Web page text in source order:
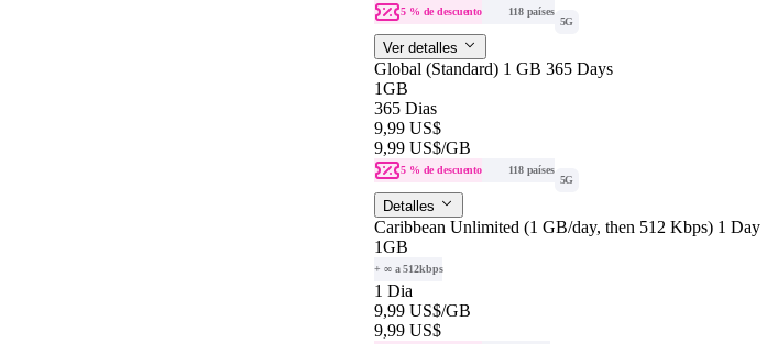
5 % de descuento
118 países
5G
Ver detalles
Global (Standard) 1 GB 365 Days
1GB
365 Dias
9,99 US$
9,99 US$/GB
5 % de descuento
118 países
5G
Detalles
Caribbean Unlimited (1 GB/day, then 512 Kbps) 1 Day
1GB
+ ∞ a 512kbps
1 Dia
9,99 US$/GB
9,99 US$